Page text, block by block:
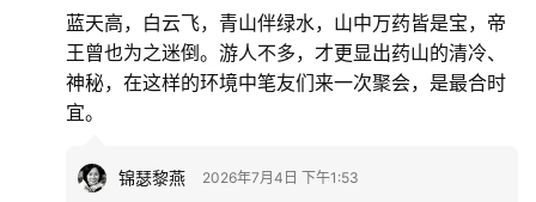
蓝天高，白云飞，青山伴绿水，山中万药皆是宝，帝
王曾也为之迷倒。游人不多，才更显出药山的清冷、
神秘，在这样的环境中笔友们来一次聚会，是最合时
宜。
锦瑟黎燕 2026年7月4日 下午1:53